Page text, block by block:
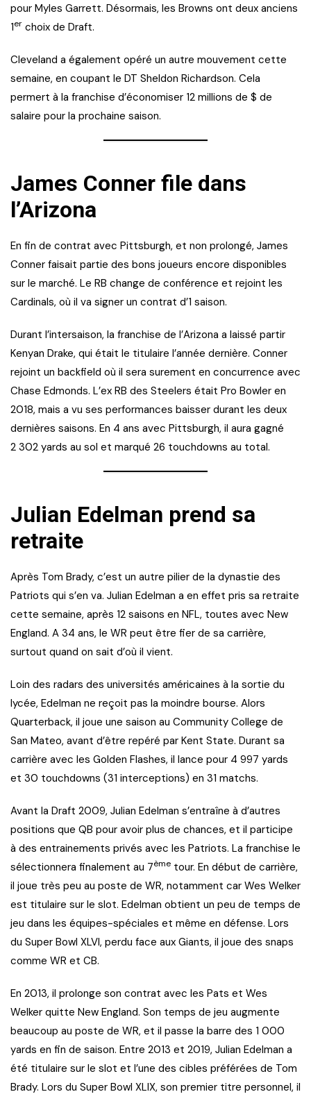
pour Myles Garrett. Désormais, les Browns ont deux anciens
1er choix de Draft.
Cleveland a également opéré un autre mouvement cette
semaine, en coupant le DT Sheldon Richardson. Cela
permert à la franchise d’économiser 12 millions de $ de
salaire pour la prochaine saison.
James Conner file dans
l’Arizona
En fin de contrat avec Pittsburgh, et non prolongé, James
Conner faisait partie des bons joueurs encore disponibles
sur le marché. Le RB change de conférence et rejoint les
Cardinals, où il va signer un contrat d’1 saison.
Durant l’intersaison, la franchise de l’Arizona a laissé partir
Kenyan Drake, qui était le titulaire l’année dernière. Conner
rejoint un backfield où il sera surement en concurrence avec
Chase Edmonds. L’ex RB des Steelers était Pro Bowler en
2018, mais a vu ses performances baisser durant les deux
dernières saisons. En 4 ans avec Pittsburgh, il aura gagné
2 302 yards au sol et marqué 26 touchdowns au total.
Julian Edelman prend sa
retraite
Après Tom Brady, c’est un autre pilier de la dynastie des
Patriots qui s’en va. Julian Edelman a en effet pris sa retraite
cette semaine, après 12 saisons en NFL, toutes avec New
England. A 34 ans, le WR peut être fier de sa carrière,
surtout quand on sait d’où il vient.
Loin des radars des universités américaines à la sortie du
lycée, Edelman ne reçoit pas la moindre bourse. Alors
Quarterback, il joue une saison au Community College de
San Mateo, avant d’être repéré par Kent State. Durant sa
carrière avec les Golden Flashes, il lance pour 4 997 yards
et 30 touchdowns (31 interceptions) en 31 matchs.
Avant la Draft 2009, Julian Edelman s’entraîne à d’autres
positions que QB pour avoir plus de chances, et il participe
à des entrainements privés avec les Patriots. La franchise le
sélectionnera finalement au 7ème tour. En début de carrière,
il joue très peu au poste de WR, notamment car Wes Welker
est titulaire sur le slot. Edelman obtient un peu de temps de
jeu dans les équipes-spéciales et même en défense. Lors
du Super Bowl XLVI, perdu face aux Giants, il joue des snaps
comme WR et CB.
En 2013, il prolonge son contrat avec les Pats et Wes
Welker quitte New England. Son temps de jeu augmente
beaucoup au poste de WR, et il passe la barre des 1 000
yards en fin de saison. Entre 2013 et 2019, Julian Edelman a
été titulaire sur le slot et l’une des cibles préférées de Tom
Brady. Lors du Super Bowl XLIX, son premier titre personnel, il